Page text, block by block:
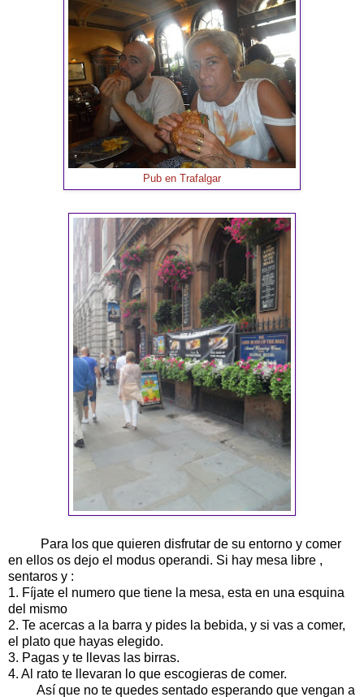
Pub en Trafalgar
Para los que quieren disfrutar de su entorno y comer
en ellos os dejo el modus operandi. Si hay mesa libre ,
sentaros y :
1. Fíjate el numero que tiene la mesa, esta en una esquina
del mismo
2. Te acercas a la barra y pides la bebida, y si vas a comer,
el plato que hayas elegido.
3. Pagas y te llevas las birras.
4. Al rato te llevaran lo que escogieras de comer.
Así que no te quedes sentado esperando que vengan a